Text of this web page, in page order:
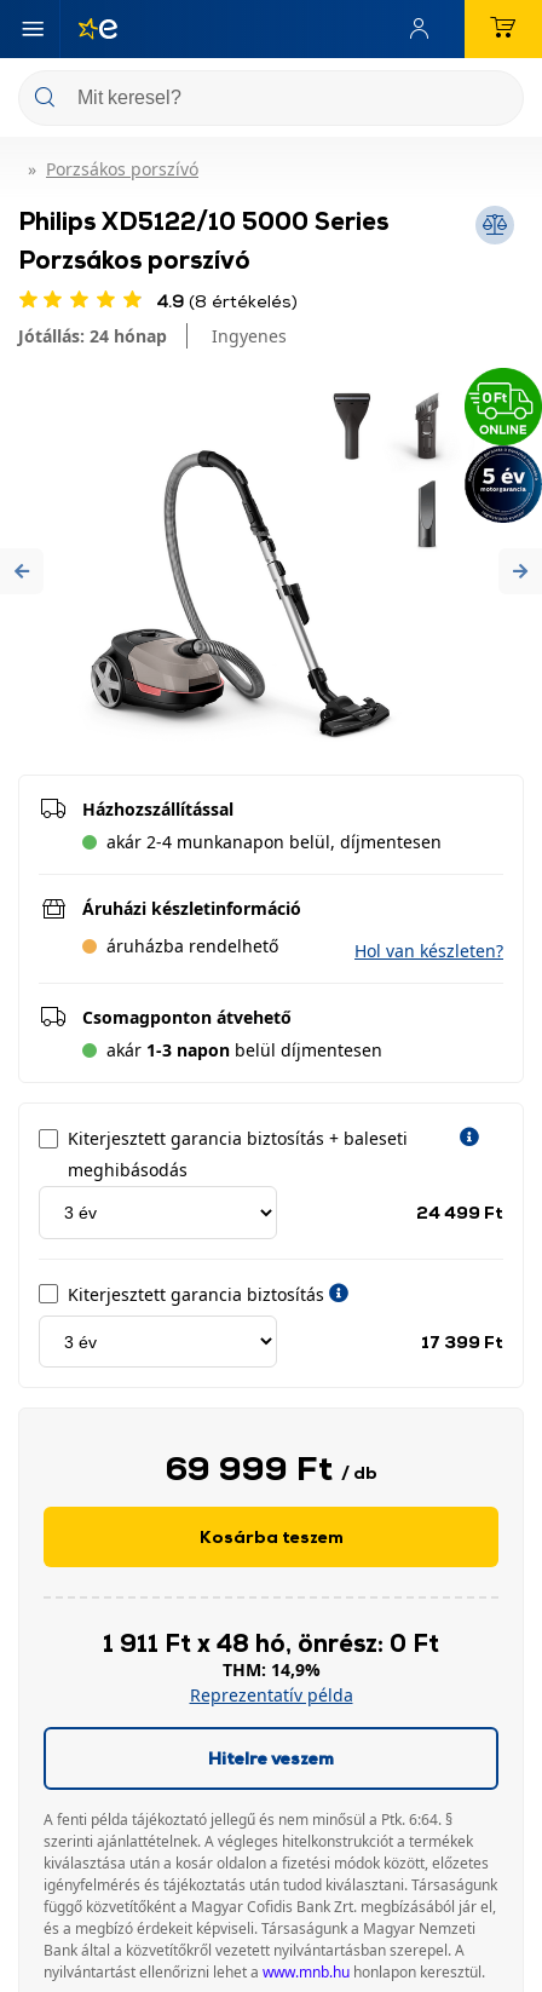
Porzsákos porszívó
Philips XD5122/10 5000 Series
Porzsákos porszívó
4.9 (8 értékelés)
Jótállás: 24 hónap Ingyenes
Previous
Házhozszállítással
akár 2-4 munkanapon belül, díjmentesen
Áruházi készletinformáció
áruházba rendelhető
Hol van készleten?
Csomagponton átvehető
akár 1-3 napon belül díjmentesen
Kiterjesztett garancia biztosítás + baleseti
meghibásodás
24 499 Ft
Kiterjesztett garancia biztosítás
17 399 Ft
69 999 Ft / db
Kosárba teszem
1 911 Ft x 48 hó, önrész: 0 Ft
THM: 14,9%
Reprezentatív példa
Hitelre veszem
A fenti példa tájékoztató jellegű és nem minősül a Ptk. 6:64. §
szerinti ajánlattételnek. A végleges hitelkonstrukciót a termékek
kiválasztása után a kosár oldalon a fizetési módok között, előzetes
igényfelmérés és tájékoztatás után tudod kiválasztani. Társaságunk
függő közvetítőként a Magyar Cofidis Bank Zrt. megbízásából jár el,
és a megbízó érdekeit képviseli. Társaságunk a Magyar Nemzeti
Bank által a közvetítőkről vezetett nyilvántartásban szerepel. A
nyilvántartást ellenőrizni lehet a www.mnb.hu honlapon keresztül.